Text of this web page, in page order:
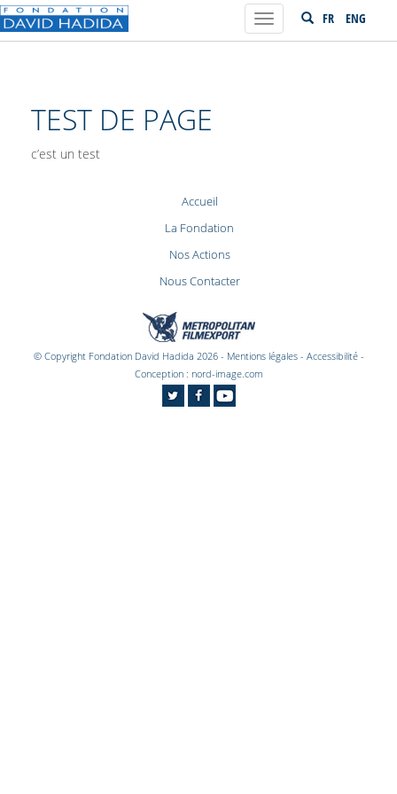
FR ENG
Toggle
navigation
TEST DE PAGE
c’est un test
Accueil
La Fondation
Nos Actions
Nous Contacter
© Copyright Fondation David Hadida 2026 - Mentions légales- Accessibilité-
Conception : nord-image.com